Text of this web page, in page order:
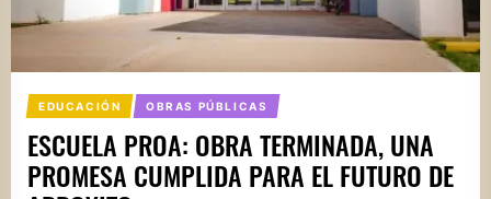
EDUCACIÓN OBRAS PÚBLICAS
ESCUELA PROA: OBRA TERMINADA, UNA
PROMESA CUMPLIDA PARA EL FUTURO DE